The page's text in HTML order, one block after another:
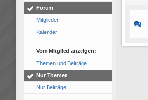
Forum
Mitglieder
Kalender
Vom Mitglied anzeigen:
Themen und Beiträge
Nur Themen
Nur Beiträge